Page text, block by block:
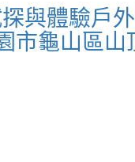
與體驗戶
市龜山區